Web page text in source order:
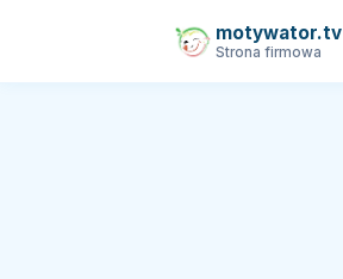
motywator.tv
Strona firmowa